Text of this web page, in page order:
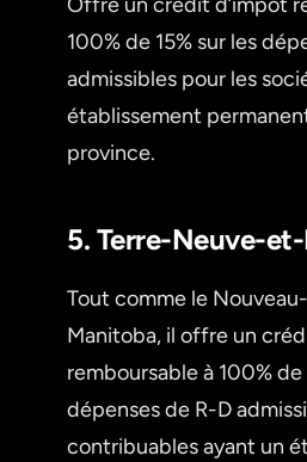
100% de 15% sur les
admissibles pour les
établissement
province.
5. Terre-Neuve-
Tout comme le
Manitoba, il offre un
remboursable à 100% de
dépenses de R-D
contribuables ayant un